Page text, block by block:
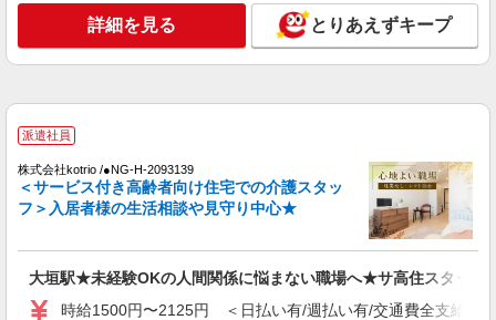
通費全支給(ガソリン代含む)＞
派遣社員
株式会社kotrio /●NG-H-2031025
大垣駅＊年齢不問◎未経験から安定した業界へ
＊サ高住
時給1500円〜2125円 ＜日払い有/週払い有/交
通費全支給(ガソリン代含む)＞
大垣市
詳細を見る とりあえずキープ
派遣社員
株式会社kotrio /●NG-H-2093139
＜サービス付き高齢者向け住宅での介護スタッ
フ＞入居者様の生活相談や見守り中心★
大垣駅★未経験OKの人間関係に悩まない職場へ★サ高住スタッフ
時給1500円〜2125円 ＜日払い有/週払い有/交通費全支給(ガ